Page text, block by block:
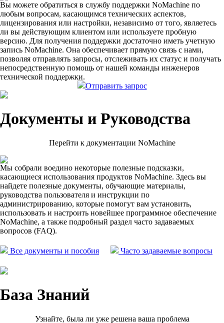
Вы можете обратиться в службу поддержки NoMachine по
любым вопросам, касающимся технических аспектов,
лицензирования или настройки, независимо от того, являетесь
ли вы действующим клиентом или используете пробную
версию. Для получения поддержки достаточно иметь учетную
запись NoMachine. Она обеспечивает прямую связь с нами,
позволяя отправлять запросы, отслеживать их статус и получать
непосредственную помощь от нашей команды инженеров
технической поддержки.
Отправить запрос
Документы и Руководства
Перейти к документации NoMachine
Мы собрали воедино некоторые полезные подсказки,
касающиеся использования продуктов NoMachine. Здесь вы
найдете полезные документы, обучающие материалы,
руководства пользователя и инструкции по
администрированию, которые помогут вам установить,
использовать и настроить новейшее программное обеспечение
NoMachine, а также подробный раздел часто задаваемых
вопросов (FAQ).
Все документы и пособия Часто задаваемые вопросы
База Знаний
Узнайте, была ли уже решена ваша проблема